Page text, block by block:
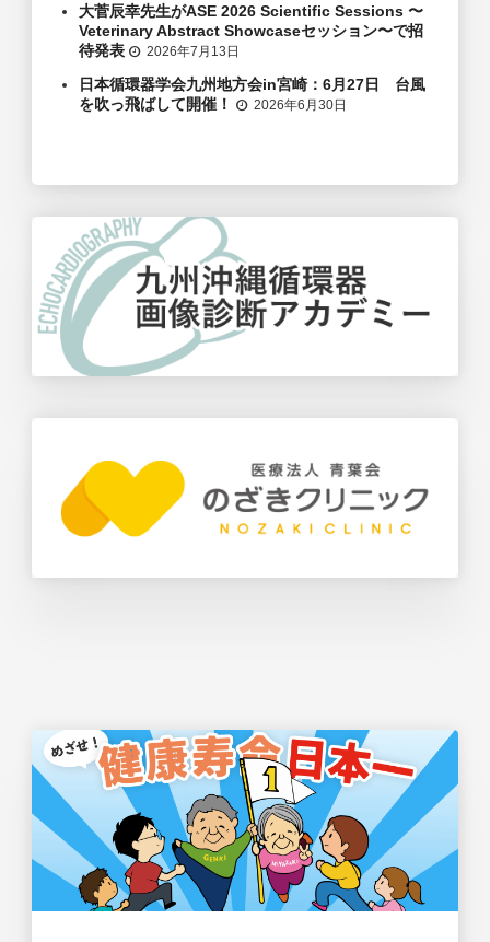
大菅辰幸先生がASE 2026 Scientific Sessions 〜
Veterinary Abstract Showcaseセッション〜で招
待発表
2026年7月13日
日本循環器学会九州地方会in宮崎：6月27日 台風
を吹っ飛ばして開催！
2026年6月30日